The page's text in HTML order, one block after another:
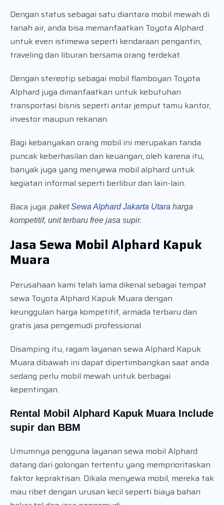
Dengan status sebagai satu diantara mobil mewah di
tanah air, anda bisa memanfaatkan Toyota Alphard
untuk even istimewa seperti kendaraan pengantin,
traveling dan liburan bersama orang terdekat.
Dengan stereotip sebagai mobil flamboyan Toyota
Alphard juga dimanfaatkan untuk kebutuhan
transportasi bisnis seperti antar jemput tamu kantor,
investor maupun rekanan.
Bagi kebanyakan orang mobil ini merupakan tanda
puncak keberhasilan dan keuangan, oleh karena itu,
banyak juga yang menyewa mobil alphard untuk
kegiatan informal seperti berlibur dan lain-lain.
Baca juga: paketSewa Alphard Jakarta Utara harga
kompetitif, unit terbaru free jasa supir.
Jasa Sewa Mobil Alphard Kapuk
Muara
Perusahaan kami telah lama dikenal sebagai tempat
sewa Toyota Alphard Kapuk Muara dengan
keunggulan harga kompetitif, armada terbaru dan
gratis jasa pengemudi professional.
Disamping itu, ragam layanan sewa Alphard Kapuk
Muara dibawah ini dapat dipertimbangkan saat anda
sedang perlu mobil mewah untuk berbagai
kepentingan.
Rental Mobil Alphard Kapuk Muara Include
supir dan BBM
Umumnya pengguna layanan sewa mobil Alphard
datang dari golongan tertentu yang memprioritaskan
faktor kepraktisan. Dikala menyewa mobil, mereka tak
mau ribet dengan urusan kecil seperti biaya bahan